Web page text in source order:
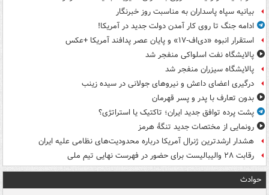
بیانیه سپاه پاسداران به مناسبت روز خبرنگار
ادامه جنگ تا روی کار آمدن دولت جدید در آمریکا!
استقرار انبوه «دی‌اف‑۱۷» و پایان عصر پدافند آمریکا +عکس
پالایشگاه نفت اسلواکی منفجر شد
پالایشگاه سیزران منفجر شد
درگیری اعضای داعش و نیروهای جولانی در سیده زینب
بدون تعارف با پدر و پسر قهرمان
پشت پرده توافق جدید ایران؛ تاکتیک یا استراتژی؟
رونمایی از مختصات جدید تنگۀ هرمز
هشدار ارشدترین ژنرال آمریکا درباره محدودیت‌های نظامی علیه ایران
رقابت ۲۸ والیبالیست برای حضور در فهرست نهایی تیم ملی
حوادث